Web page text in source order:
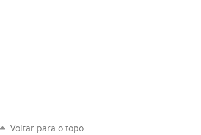
Voltar para o topo